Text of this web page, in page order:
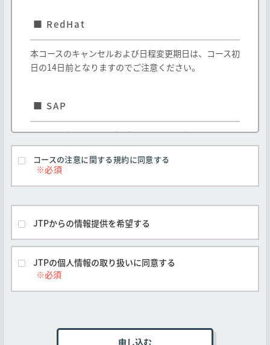
弊社以外の第三者が提供し、弊社が受講の取次
該第三者を「他社」とします)コースは、本規約
と他社の定める契約条件の両方が適用されるも
のとします。但し、本規約と他社の定める契約
前に申し込みがなされたコースについては、本
規約の変更期日後の実施または提供であって
も、お客様の申し込み時に有効な本規約が適用
弊社とお客様間で別途の合意がなされた場合を
除き、すべてのコースに対し本規約が適用され
るものとします。
他社開催のコースは他社の定める契約条件がそ
れぞれ本条に優先して適用されるものとし、本
■ RedHat
本コースのキャンセルおよび日程変更期日は、コース初
日の14日前となりますのでご注意ください。
■ SAP
(1) E-mailの項目には必ず S-USER IDまたはP-USER ID
と紐づいているメールアドレスを入力してください。
(2) S-USER IDの新規登録については、自社の「スーパ
ー管理者」にお問い合わせください。
(3) P-USER IDについては、SAP Universal ID の登録の
リンクから登録することができます。
(4) 当サイトではプリファードカードをご利用いただく
(5) SAPトレーニングコースのキャンセルポリシーは以
下となります。
・コース開始日前の7～14暦日の間のキャンセルに関し
ては、受講価格の50%を請求いたします。
・コース開始日の15暦日以上前のキャンセルに関して
コースの注意に関する規約に同意する
JTPからの情報提供を希望する
JTPの個人情報の取り扱いに同意する